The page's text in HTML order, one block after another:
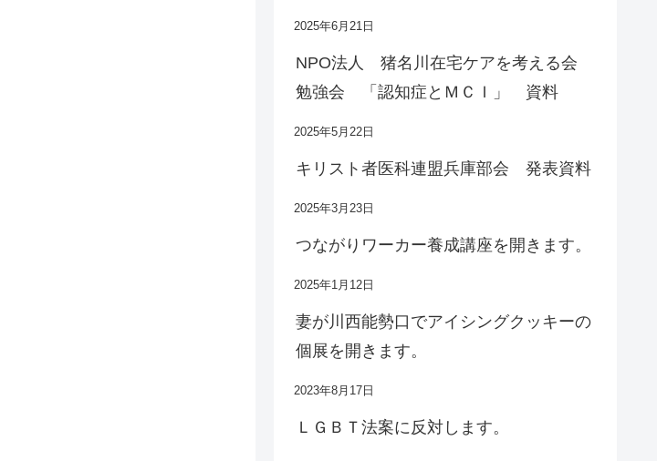
2025年6月21日
NPO法人 猪名川在宅ケアを考える会
勉強会 「認知症とＭＣＩ」 資料
2025年5月22日
キリスト者医科連盟兵庫部会 発表資料
2025年3月23日
つながりワーカー養成講座を開きます。
2025年1月12日
妻が川西能勢口でアイシングクッキーの
個展を開きます。
2023年8月17日
ＬＧＢＴ法案に反対します。